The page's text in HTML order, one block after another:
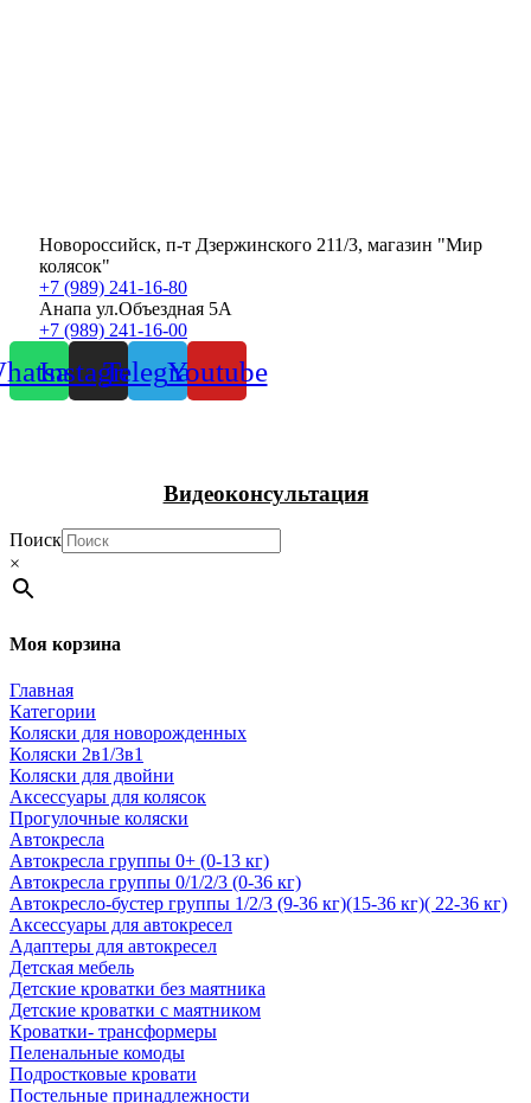
Новороссийск, п-т Дзержинского 211/3, магазин "Мир
колясок"
+7 (989) 241-16-80
Анапа ул.Объездная 5А
+7 (989) 241-16-00
InstagramTelegramYoutube
Видеоконсультация
Поиск
×
Моя корзина
Главная
Категории
Коляски для новорожденных
Коляски 2в1/3в1
Коляски для двойни
Аксессуары для колясок
Прогулочные коляски
Автокресла
Автокресла группы 0+ (0-13 кг)
Автокресла группы 0/1/2/3 (0-36 кг)
Автокресло-бустер группы 1/2/3 (9-36 кг)(15-36 кг)( 22-36 кг)
Аксессуары для автокресел
Адаптеры для автокресел
Детская мебель
Детские кроватки без маятника
Детские кроватки с маятником
Кроватки- трансформеры
Пеленальные комоды
Подростковые кровати
Постельные принадлежности